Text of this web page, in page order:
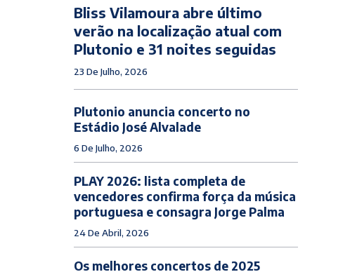
Bliss Vilamoura abre último
verão na localização atual com
Plutonio e 31 noites seguidas
23 De Julho, 2026
Plutonio anuncia concerto no
Estádio José Alvalade
6 De Julho, 2026
PLAY 2026: lista completa de
vencedores confirma força da música
portuguesa e consagra Jorge Palma
24 De Abril, 2026
Os melhores concertos de 2025